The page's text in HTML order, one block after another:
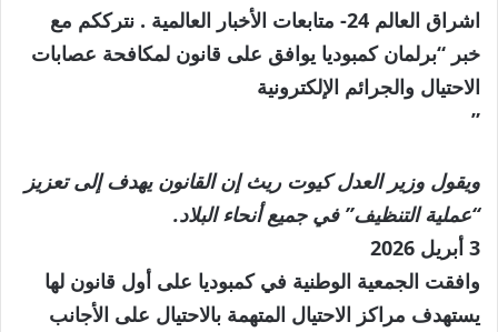
اشراق العالم 24- متابعات الأخبار العالمية . نترككم مع
خبر “برلمان كمبوديا يوافق على قانون لمكافحة عصابات
الاحتيال والجرائم الإلكترونية
”
ويقول وزير العدل كيوت ريث إن القانون يهدف إلى تعزيز
“عملية التنظيف” في جميع أنحاء البلاد.
تم
النشر
بتاريخ
3 أبريل 2026
وافقت الجمعية الوطنية في كمبوديا على أول قانون لها
يستهدف مراكز الاحتيال المتهمة بالاحتيال على الأجانب